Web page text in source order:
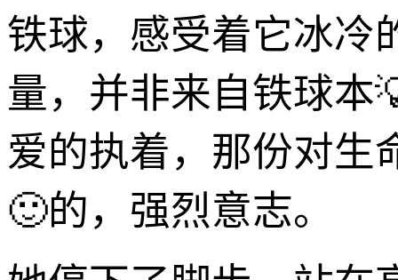
铁球，感受着它冰冷
量，并非来自铁球本
爱的执着，那份对生
🙂的，强烈意志。